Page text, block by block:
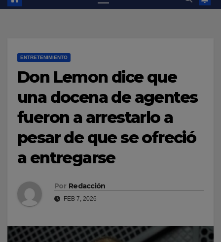
ENTRETENIMIENTO
Don Lemon dice que
una docena de agentes
fueron a arrestarlo a
pesar de que se ofreció
a entregarse
Por Redacción
FEB 7, 2026